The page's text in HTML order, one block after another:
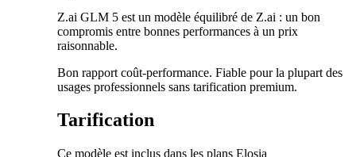
Z.ai GLM 5 est un modèle équilibré de Z.ai : un bon
compromis entre bonnes performances à un prix
raisonnable.
Bon rapport coût-performance. Fiable pour la plupart des
usages professionnels sans tarification premium.
Tarification
Ce modèle est inclus dans les plans Elosia